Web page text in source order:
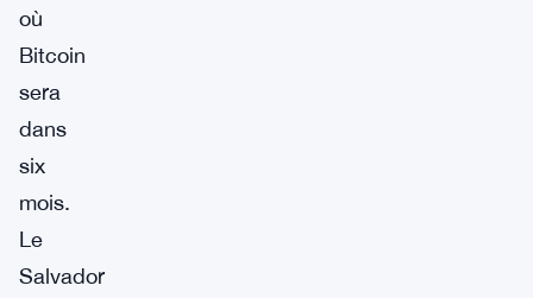
où
Bitcoin
sera
dans
six
mois.
Le
Salvador